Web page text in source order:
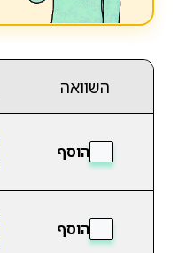
השוואה
הוסף
הוסף